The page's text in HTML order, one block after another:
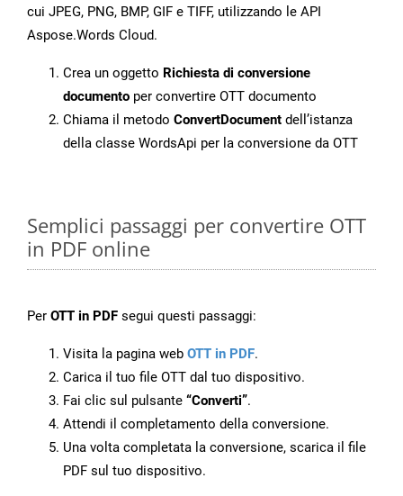
cui JPEG, PNG, BMP, GIF e TIFF, utilizzando le API
Aspose.Words Cloud.
Crea un oggetto Richiesta di conversione
documento per convertire OTT documento
Chiama il metodo ConvertDocument dell’istanza
della classe WordsApi per la conversione da OTT
Semplici passaggi per convertire OTT
in PDF online
Per OTT in PDF segui questi passaggi:
Visita la pagina web OTT in PDF.
Carica il tuo file OTT dal tuo dispositivo.
Fai clic sul pulsante “Converti”.
Attendi il completamento della conversione.
Una volta completata la conversione, scarica il file
PDF sul tuo dispositivo.